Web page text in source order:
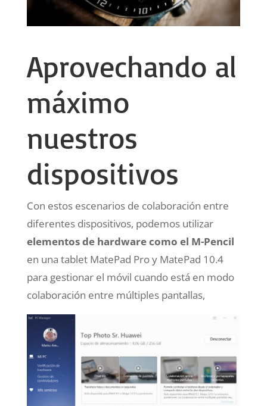
Aprovechando al
máximo
nuestros
dispositivos
Con estos escenarios de colaboración entre
diferentes dispositivos, podemos utilizar
elementos de hardware como el M-Pencil
en una tablet MatePad Pro y MatePad 10.4
para gestionar el móvil cuando está en modo
colaboración entre múltiples pantallas,